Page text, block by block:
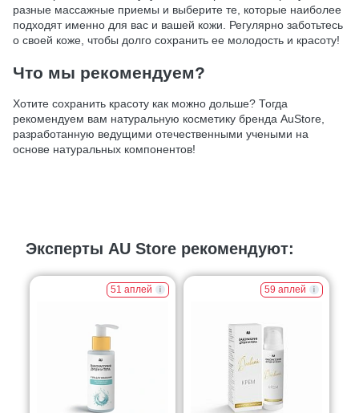
разные массажные приемы и выберите те, которые наиболее
подходят именно для вас и вашей кожи. Регулярно заботьтесь
о своей коже, чтобы долго сохранить ее молодость и красоту!
Что мы рекомендуем?
Хотите сохранить красоту как можно дольше? Тогда
рекомендуем вам натуральную косметику бренда AuStore,
разработанную ведущими отечественными учеными на
основе натуральных компонентов!
Эксперты AU Store рекомендуют:
51 аплей 59 аплей